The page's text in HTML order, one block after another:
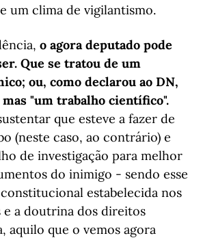
um clima de vigilantismo.
o agora deputado pode
Que se tratou de um
ou, como declarou ao DN,
"um trabalho científico".
que esteve a fazer de
(neste caso, ao contrário) e
de investigação para melhor
do inimigo - sendo esse
estabelecida nos
e a doutrina dos direitos
aquilo que o vemos agora